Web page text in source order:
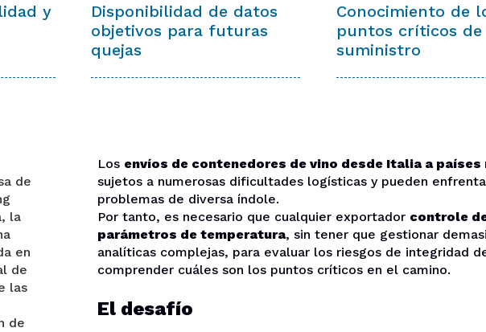
y
Disponibilidad de datos
objetivos para futuras
quejas
Conocimiento de
puntos críticos de
suministro
de
la
en
de
las
de
Los envíos de contenedores de vino desde Italia a
sujetos a numerosas dificultades logísticas y pueden
problemas de diversa índole.
Por tanto, es necesario que cualquier exportador controle
parámetros de temperatura, sin tener que gestionar
analíticas complejas, para evaluar los riesgos de integridad
comprender cuáles son los puntos críticos en el camino.
El desafío